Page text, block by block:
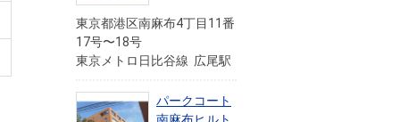
東京都港区南麻布4丁目11番
17号〜18号
東京メトロ日比谷線 広尾駅
パークコート